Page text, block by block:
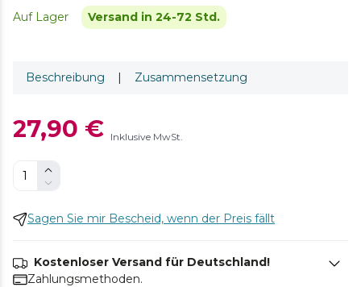
Auf Lager Versand in 24-72 Std.
Beschreibung | Zusammensetzung
27,90 € Inklusive MwSt.
Sagen Sie mir Bescheid, wenn der Preis fällt
Kostenloser Versand für Deutschland!
Zahlungsmethoden.